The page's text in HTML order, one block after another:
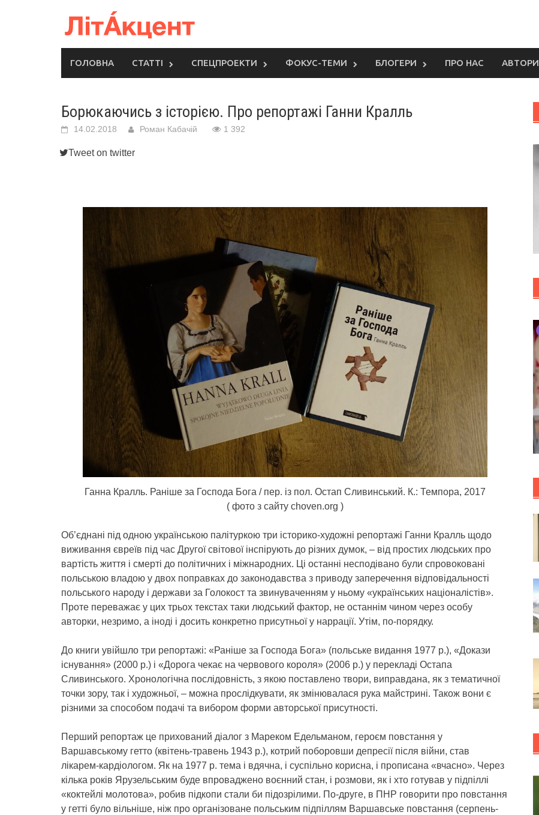
ГОЛОВНА СТАТТІ СПЕЦПРОЕКТИ ФОКУС-ТЕМИ БЛОГЕРИ ПРО НАС АВТОРИ
Борюкаючись з історією. Про репортажі Ганни Кралль
14.02.2018 Роман Кабачій 1 392
Tweet on twitter
Ганна Кралль. Раніше за Господа Бога / пер. із пол. Остап Сливинський. К.: Темпора, 2017
( фото з сайту choven.org )
Об’єднані під одною українською палітуркою три історико-художні репортажі Ганни Кралль щодо
виживання євреїв під час Другої світової інспірують до різних думок, – від простих людських про
вартість життя і смерті до політичних і міжнародних. Ці останні несподівано були спровоковані
польською владою у двох поправках до законодавства з приводу заперечення відповідальності
польського народу і держави за Голокост та звинуваченням у ньому «українських націоналістів».
Проте переважає у цих трьох текстах таки людський фактор, не останнім чином через особу
авторки, незримо, а іноді і досить конкретно присутньої у наррації. Утім, по-порядку.
До книги увійшло три репортажі: «Раніше за Господа Бога» (польське видання 1977 р.), «Докази
існування» (2000 р.) і «Дорога чекає на червового короля» (2006 р.) у перекладі Остапа
Сливинського. Хронологічна послідовність, з якою поставлено твори, виправдана, як з тематичної
точки зору, так і художньої, – можна прослідкувати, як змінювалася рука майстрині. Також вони є
різними за способом подачі та вибором форми авторської присутності.
Перший репортаж це прихований діалог з Мареком Едельманом, героєм повстання у
Варшавському гетто (квітень-травень 1943 р.), котрий поборовши депресії після війни, став
лікарем-кардіологом. Як на 1977 р. тема і вдячна, і суспільно корисна, і прописана «вчасно». Через
кілька років Ярузельським буде впроваджено воєнний стан, і розмови, як і хто готував у підпіллі
«коктейлі молотова», робив підкопи стали би підозрілими. По-друге, в ПНР говорити про повстання
у гетті було вільніше, ніж про організоване польським підпіллям Варшавське повстання (серпень-